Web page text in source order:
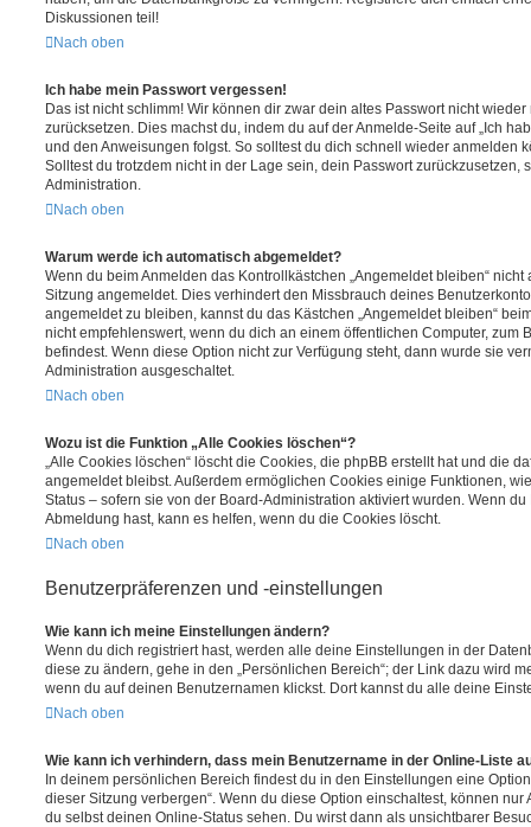
Diskussionen teil!
Nach oben
Ich habe mein Passwort vergessen!
Das ist nicht schlimm! Wir können dir zwar dein altes Passwort nicht
zurücksetzen. Dies machst du, indem du auf der Anmelde-Seite auf „Ich
und den Anweisungen folgst. So solltest du dich schnell wieder anmelden
Solltest du trotzdem nicht in der Lage sein, dein Passwort zurückzusetzen,
Administration.
Nach oben
Warum werde ich automatisch abgemeldet?
Wenn du beim Anmelden das Kontrollkästchen „Angemeldet bleiben“
Sitzung angemeldet. Dies verhindert den Missbrauch deines
angemeldet zu bleiben, kannst du das Kästchen „Angemeldet bleiben“
nicht empfehlenswert, wenn du dich an einem öffentlichen Computer, zum
befindest. Wenn diese Option nicht zur Verfügung steht, dann wurde sie
Administration ausgeschaltet.
Nach oben
Wozu ist die Funktion „Alle Cookies löschen“?
„Alle Cookies löschen“ löscht die Cookies, die phpBB erstellt hat und die
angemeldet bleibst. Außerdem ermöglichen Cookies einige Funktionen,
Status – sofern sie von der Board-Administration aktiviert wurden. Wenn
Abmeldung hast, kann es helfen, wenn du die Cookies löscht.
Nach oben
Benutzerpräferenzen und -einstellungen
Wie kann ich meine Einstellungen ändern?
Wenn du dich registriert hast, werden alle deine Einstellungen in der
diese zu ändern, gehe in den „Persönlichen Bereich“; der Link dazu wird
wenn du auf deinen Benutzernamen klickst. Dort kannst du alle deine
Nach oben
Wie kann ich verhindern, dass mein Benutzername in der Online-Liste
In deinem persönlichen Bereich findest du in den Einstellungen eine
dieser Sitzung verbergen“. Wenn du diese Option einschaltest, können
du selbst deinen Online-Status sehen. Du wirst dann als unsichtbarer